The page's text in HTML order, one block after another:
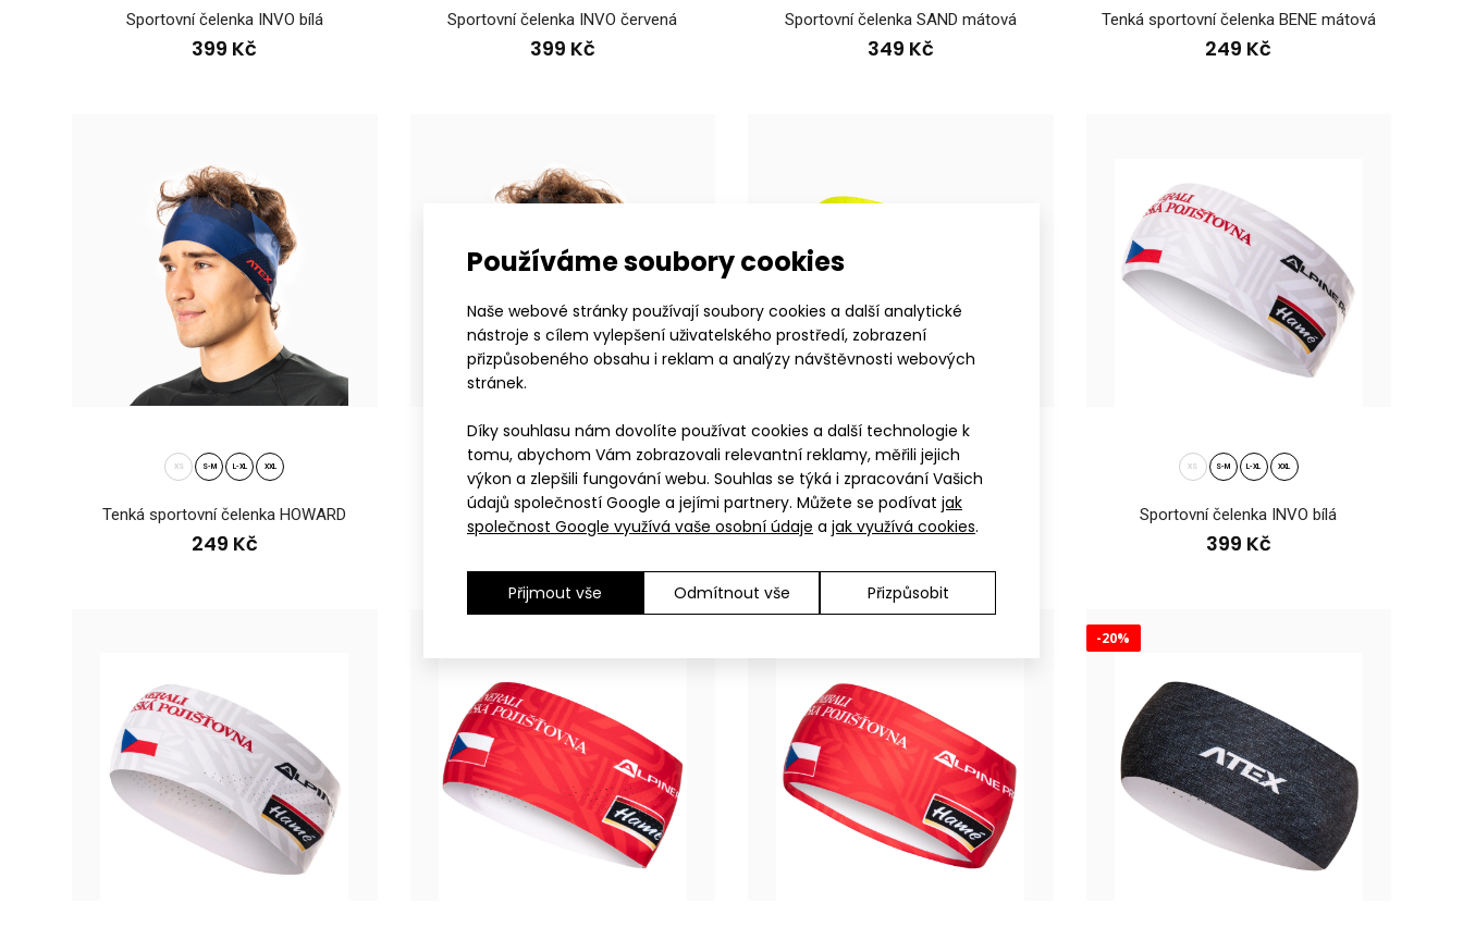
Používáme soubory cookies
Naše webové stránky používají soubory cookies a další analytické
nástroje s cílem vylepšení uživatelského prostředí, zobrazení
přizpůsobeného obsahu i reklam a analýzy návštěvnosti webových
stránek.
Díky souhlasu nám dovolíte používat cookies a další technologie k
tomu, abychom Vám zobrazovali relevantní reklamy, měřili jejich
výkon a zlepšili fungování webu. Souhlas se týká i zpracování Vašich
údajů společností Google a jejími partnery. Můžete se podívat jak
společnost Google využívá vaše osobní údaje a jak využívá cookies.
Přijmout vše Odmítnout vše Přizpůsobit
Sportovní čelenka ENDU šedá
249 Kč
Sportovní čelenka ENDU šedáSportovci věnují pozornost své výbavě a to i při volbě
Sportovní čelenka EYOC25
199 Kč
Sportovní čelenka EYOC25Sportovní čelenka EYOC25 vznikla při příležitosti
Mistrovství Evropy v orien..
Sportovní čelenka INVO bílá
399 Kč
Sportovní čelenka INVO červená
399 Kč
Sportovní čelenka SAND mátová
349 Kč
Tenká sportovní čelenka BENE mátová
249 Kč
XS S-M L-XL XXL
Tenká sportovní čelenka HOWARD
249 Kč
S-M
Tenká sportovní čelenka ONYX
249 Kč
L-XL
Tenká sportovní čelenka VABROUŠEK
249 Kč
XS S-M L-XL XXL
Sportovní čelenka INVO bílá
399 Kč
-20%